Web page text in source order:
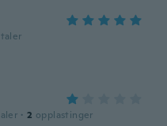
· 2 opplastinger